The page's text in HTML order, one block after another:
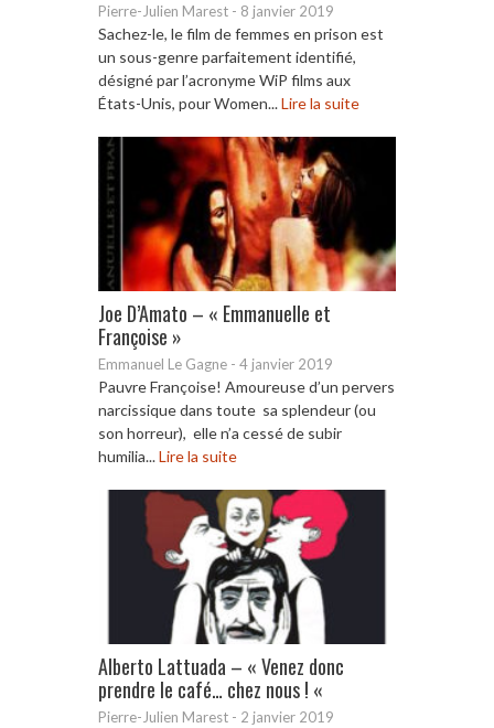
Pierre-Julien Marest - 8 janvier 2019
Sachez-le, le film de femmes en prison est
un sous-genre parfaitement identifié,
désigné par l’acronyme WiP films aux
États-Unis, pour Women...Lire la suite
Joe D’Amato – « Emmanuelle et
Françoise »
Emmanuel Le Gagne - 4 janvier 2019
Pauvre Françoise! Amoureuse d’un pervers
narcissique dans toute sa splendeur (ou
son horreur), elle n’a cessé de subir
humilia...Lire la suite
Alberto Lattuada – « Venez donc
prendre le café… chez nous ! «
Pierre-Julien Marest - 2 janvier 2019